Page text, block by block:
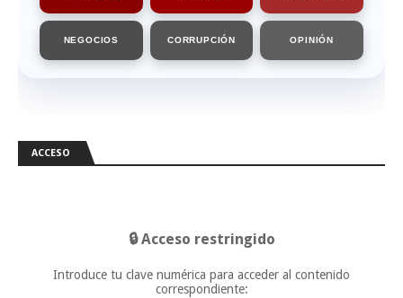
NEGOCIOS CORRUPCIÓN OPINIÓN
ACCESO
🔒 Acceso restringido
Introduce tu clave numérica para acceder al contenido
correspondiente: